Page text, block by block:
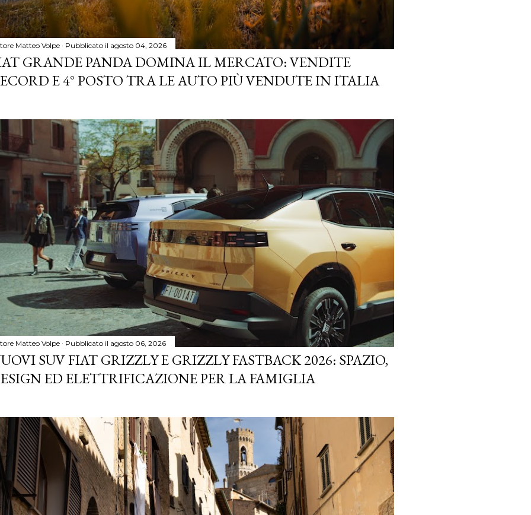
Matteo Volpe Pubblicato il agosto 04, 2026
GRANDE PANDA DOMINA IL MERCATO: VENDITE
E 4° POSTO TRA LE AUTO PIÙ VENDUTE IN ITALIA
Matteo Volpe Pubblicato il agosto 06, 2026
SUV FIAT GRIZZLY E GRIZZLY FASTBACK 2026: SPAZIO,
ED ELETTRIFICAZIONE PER LA FAMIGLIA